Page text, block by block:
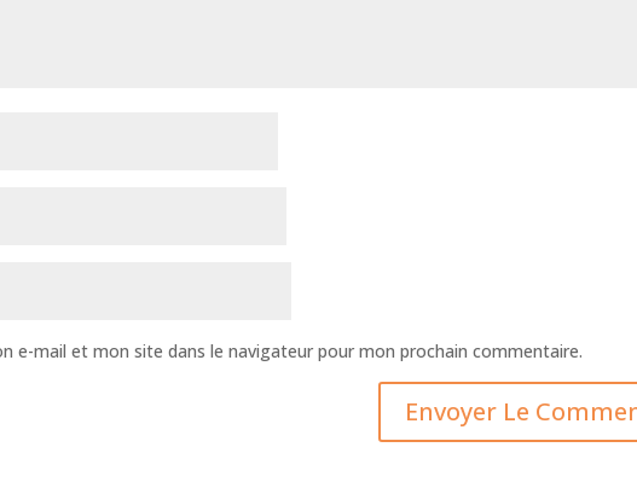
e-mail et mon site dans le navigateur pour mon prochain commentaire.